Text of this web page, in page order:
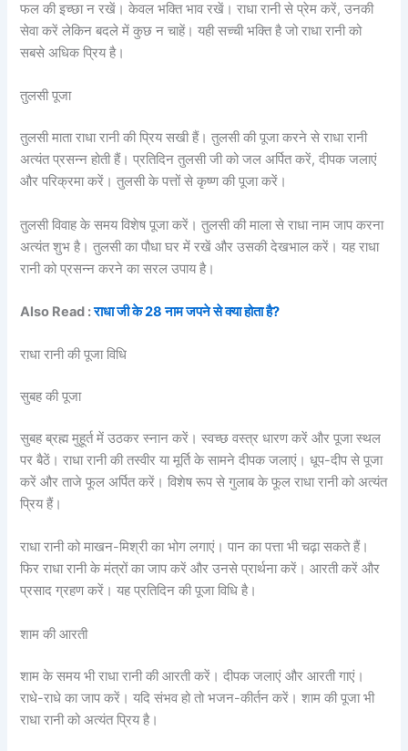
फल की इच्छा न रखें। केवल भक्ति भाव रखें। राधा रानी से प्रेम करें, उनकी
सेवा करें लेकिन बदले में कुछ न चाहें। यही सच्ची भक्ति है जो राधा रानी को
सबसे अधिक प्रिय है।
तुलसी पूजा
तुलसी माता राधा रानी की प्रिय सखी हैं। तुलसी की पूजा करने से राधा रानी
अत्यंत प्रसन्न होती हैं। प्रतिदिन तुलसी जी को जल अर्पित करें, दीपक जलाएं
और परिक्रमा करें। तुलसी के पत्तों से कृष्ण की पूजा करें।
तुलसी विवाह के समय विशेष पूजा करें। तुलसी की माला से राधा नाम जाप करना
अत्यंत शुभ है। तुलसी का पौधा घर में रखें और उसकी देखभाल करें। यह राधा
रानी को प्रसन्न करने का सरल उपाय है।
Also Read :राधा जी के 28 नाम जपने से क्या होता है?
राधा रानी की पूजा विधि
सुबह की पूजा
सुबह ब्रह्म मुहूर्त में उठकर स्नान करें। स्वच्छ वस्त्र धारण करें और पूजा स्थल
पर बैठें। राधा रानी की तस्वीर या मूर्ति के सामने दीपक जलाएं। धूप-दीप से पूजा
करें और ताजे फूल अर्पित करें। विशेष रूप से गुलाब के फूल राधा रानी को अत्यंत
प्रिय हैं।
राधा रानी को माखन-मिश्री का भोग लगाएं। पान का पत्ता भी चढ़ा सकते हैं।
फिर राधा रानी के मंत्रों का जाप करें और उनसे प्रार्थना करें। आरती करें और
प्रसाद ग्रहण करें। यह प्रतिदिन की पूजा विधि है।
शाम की आरती
शाम के समय भी राधा रानी की आरती करें। दीपक जलाएं और आरती गाएं।
राधे-राधे का जाप करें। यदि संभव हो तो भजन-कीर्तन करें। शाम की पूजा भी
राधा रानी को अत्यंत प्रिय है।